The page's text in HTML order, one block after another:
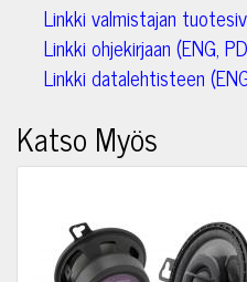
Linkki valmistajan
Linkki ohjekirjaan (ENG,
Linkki datalehtisteen
Katso Myös